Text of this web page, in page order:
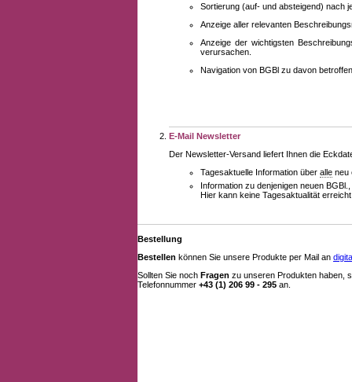
Sortierung (auf- und absteigend) nach
Anzeige aller relevanten
Anzeige der wichtigsten
verursachen.
Navigation von BGBl zu davon
E-Mail Newsletter
Der Newsletter-Versand liefert Ihnen die
Tagesaktuelle Information über alle neu
Information zu denjenigen neuen
Hier kann keine Tagesaktualität
Bestellung
Bestellen können Sie unsere Produkte per Mail an
Sollten Sie noch Fragen zu unseren Produkten haben,
Telefonnummer +43 (1) 206 99 - 295 an.